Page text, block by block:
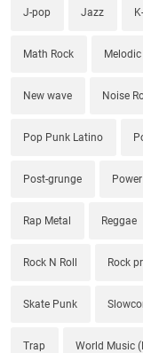
J-pop Jazz
Math Rock
New wave Noise
Pop Punk Latino
Post-grunge
Rap Metal Reggae
Rock N Roll Rock
Skate Punk
Trap World Music